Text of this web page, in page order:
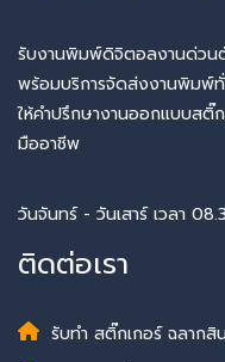
รับงานพิมพ์ดิจิตอลงานด่วน
พร้อมบริการจัดส่งงานพิมพ์ทั่
ให้คำปรึกษางานออกแบบส
มืออาชีพ
วันจันทร์ - วันเสาร์ เวลา
ติดต่อเรา
รับทำ สติ๊กเกอร์ ฉลากสิ